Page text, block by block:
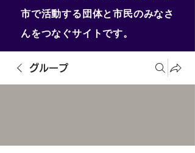
市で活動する団体と市民のみなさ
んをつなぐサイトです。
グループ